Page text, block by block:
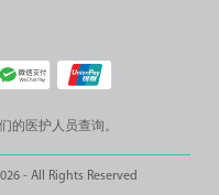
的医护人员查询。
- All Rights Reserved